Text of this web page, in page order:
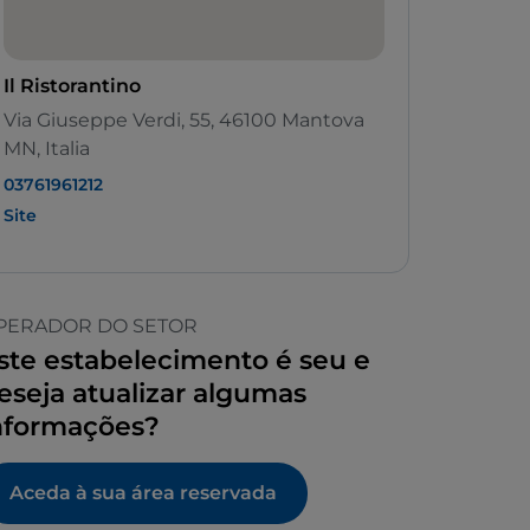
Il Ristorantino
Via Giuseppe Verdi, 55, 46100 Mantova
MN, Italia
03761961212
Site
DO SETOR
estabelecimento é seu e
atualizar algumas
Aceda à sua área reservada